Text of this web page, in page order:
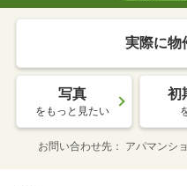
実際に物
写真
をもっと見たい
初
お問い合わせ先 アパマンシ